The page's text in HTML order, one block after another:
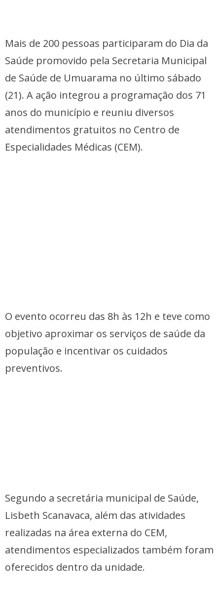
Mais de 200 pessoas participaram do Dia da
Saúde promovido pela Secretaria Municipal
de Saúde de Umuarama no último sábado
(21). A ação integrou a programação dos 71
anos do município e reuniu diversos
atendimentos gratuitos no Centro de
Especialidades Médicas (CEM).
O evento ocorreu das 8h às 12h e teve como
objetivo aproximar os serviços de saúde da
população e incentivar os cuidados
preventivos.
Segundo a secretária municipal de Saúde,
Lisbeth Scanavaca, além das atividades
realizadas na área externa do CEM,
atendimentos especializados também foram
oferecidos dentro da unidade.